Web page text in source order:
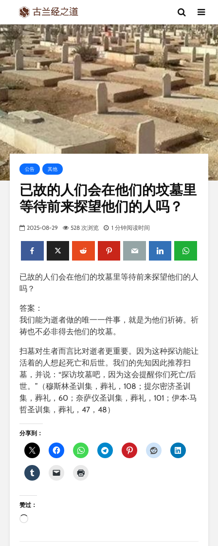
公告 其他
已故的人们会在他们的坟墓里
等待前来探望他们的人吗？
2025-08-29 528 次浏览 1 分钟阅读时间
已故的人们会在他们的坟墓里等待前来探望他们的人
吗？
答案：
我们能为逝者做的唯一一件事，就是为他们祈祷。祈
祷也不必非得去他们的坟墓。
扫墓对生者而言比对逝者更重要。因为这种探访能让
活着的人想起死亡和后世。我们的先知因此推荐扫
墓，并说：“探访坟墓吧，因为这会提醒你们死亡/后
世。”（穆斯林圣训集，葬礼，108；提尔密济圣训
集，葬礼，60；奈萨仪圣训集，葬礼，101；伊本·马
哲圣训集，葬礼，47，48）
分享到：
赞过：
正